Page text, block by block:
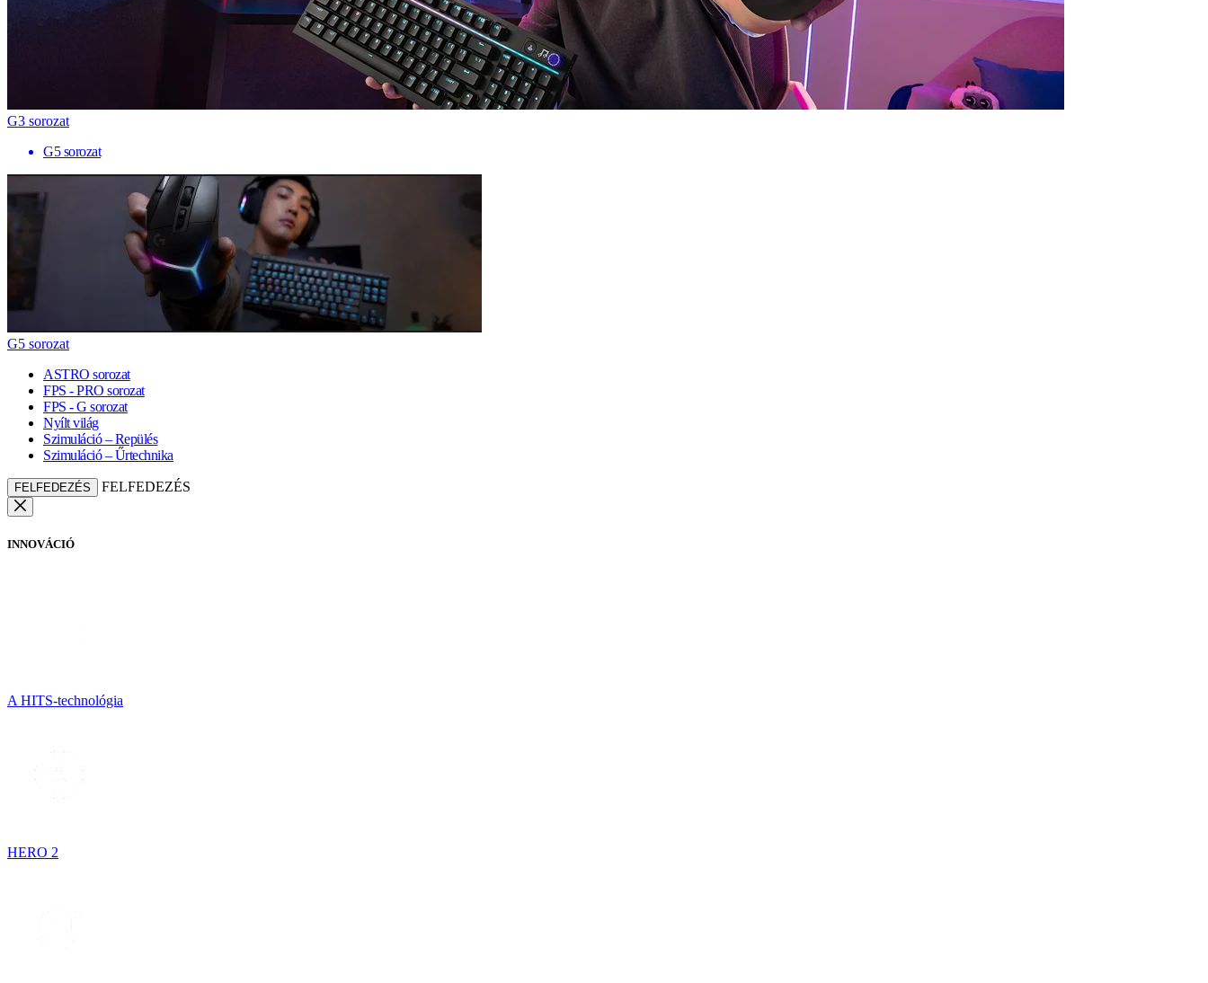
G3 sorozat
G5 sorozat
G5 sorozat
ASTRO sorozat
FPS - PRO sorozat
FPS - G sorozat
Nyílt világ
Szimuláció – Repülés
Szimuláció – Űrtechnika
FELFEDEZÉS FELFEDEZÉS
INNOVÁCIÓ
A HITS-technológia
HERO 2